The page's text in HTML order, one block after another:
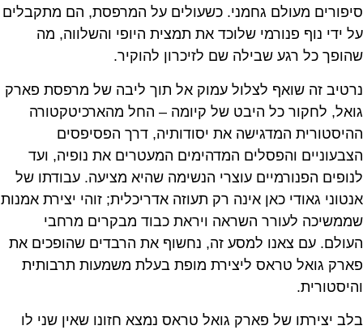
סיפורים מעולם גחמני. כשעולים על המרפסת, הם מתקבלים
על ידי נוף פנורמי שלוכד את תמצית היופי והשלווה, מה
שהופך כל רגע שבילה שם לזיכרון להוקיר.
נרטיב זה שואף לצלול עמוק אל תוך ליבה של מרפסת פארק
גואל, לחקור כל היבט של קיומה – החל מהארכיטקטורה
ההיסטורית המדגישה את יסודותיה, דרך הפסיפסים
הצבעוניים והפסלים המדהימים המעטרים את נופיה, ועד
לנופים הפנורמיים עוצרי הנשימה שהיא מציעה. עבודתו של
אנטוני גאודי כאן אינה רק תעוזה אדריכלית; זוהי יצירת אמנות
שממשיכה לעורר השראה ויראת כבוד מבקרים מרחבי
העולם. עם צאנו למסע זה, נחשוף את הרבדים שהופכים את
פארק גואל טראס ליצירת מופת בעלת משמעות תרבותית
והיסטורית.
בלב יצירתו של פארק גואל טראס נמצא חזונו שאין שני לו